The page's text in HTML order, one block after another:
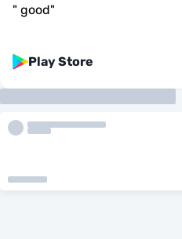
" good"
Play Store